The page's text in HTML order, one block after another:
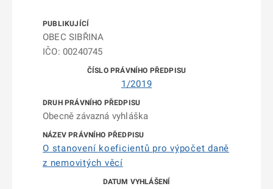
OBEC SIBŘINA
IČO: 00240745
1/2019
Obecně závazná vyhláška
O stanovení koeficientů pro výpočet daně
z nemovitých věcí